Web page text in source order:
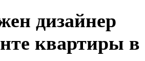
дизайнер
квартиры в